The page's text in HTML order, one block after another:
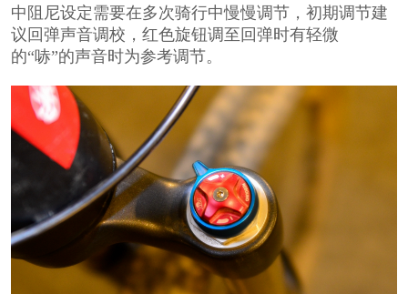
中阻尼设定需要在多次骑行中慢慢调节，初期调节建
议回弹声音调校，红色旋钮调至回弹时有轻微
的“哧”的声音时为参考调节。